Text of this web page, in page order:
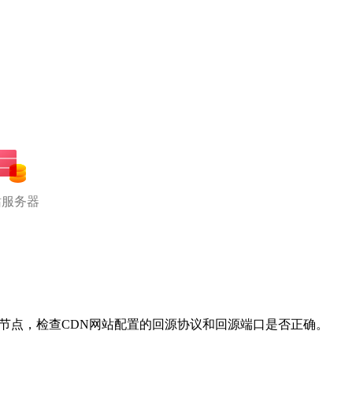
务器
，检查CDN网站配置的回源协议和回源端口是否正确。